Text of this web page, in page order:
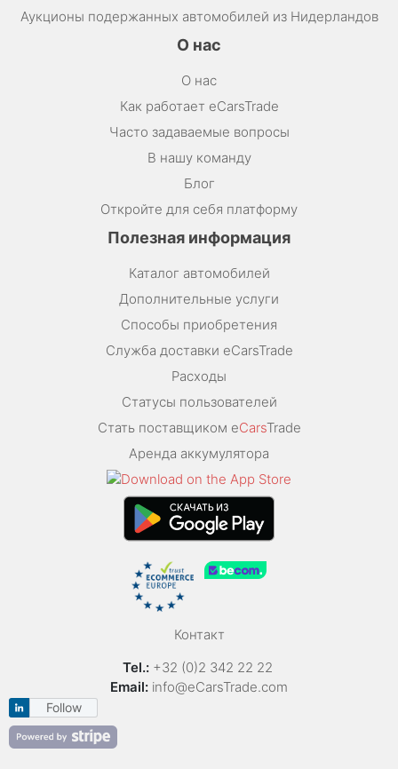
Аукционы подержанных автомобилей из Нидерландов
О нас
О нас
Как работает eCarsTrade
Часто задаваемые вопросы
В нашу команду
Блог
Откройте для себя платформу
Полезная информация
Каталог автомобилей
Дополнительные услуги
Способы приобретения
Служба доставки eCarsTrade
Расходы
Статусы пользователей
Стать поставщиком eCarsTrade
Аренда аккумулятора
Контакт
Tel.: +32 (0)2 342 22 22
Email: info@eCarsTrade.com
Follow